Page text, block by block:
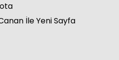
İle Yeni Sayfa